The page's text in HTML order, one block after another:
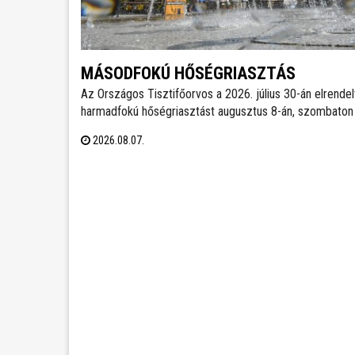
MÁSODFOKÚ HŐSÉGRIASZTÁS
Az Országos Tisztifőorvos a 2026. július 30-án
harmadfokú hőségriasztást augusztus 8-án,
kedden éjfélig marad érvényben. Székesfehérváron
2026.08.07.